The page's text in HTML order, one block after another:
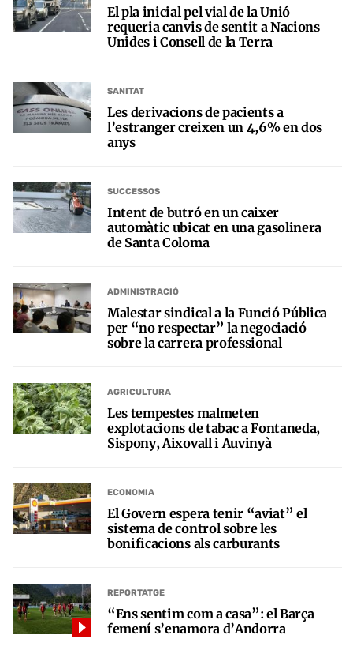
El pla inicial pel vial de la Unió
requeria canvis de sentit a Nacions
Unides i Consell de la Terra
SANITAT
Les derivacions de pacients a
l’estranger creixen un 4,6% en dos
anys
SUCCESSOS
Intent de butró en un caixer
automàtic ubicat en una gasolinera
de Santa Coloma
ADMINISTRACIÓ
Malestar sindical a la Funció Pública
per “no respectar” la negociació
sobre la carrera professional
AGRICULTURA
Les tempestes malmeten
explotacions de tabac a Fontaneda,
Sispony, Aixovall i Auvinyà
ECONOMIA
El Govern espera tenir “aviat” el
sistema de control sobre les
bonificacions als carburants
REPORTATGE
“Ens sentim com a casa”: el Barça
femení s’enamora d’Andorra